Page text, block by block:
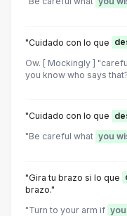
"Cuidado con lo que
Ow. [ Mockingly ]
you know who says
"Cuidado con lo que
"Be careful what you
"Gira tu brazo si lo que
brazo."
"Turn to your arm if